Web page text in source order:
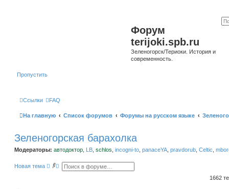
Форум
terijoki.spb.ru
Зеленогорск/Териоки. История и
современность.
Пропустить
Ссылки FAQ
На главную Список форумов Форумы на русском языке
Зеленогорская барахолка
Модераторы: автодоктор LB schlos incogni-to panaceYA pravdorub Celtic
Новая тема
П Р
1662